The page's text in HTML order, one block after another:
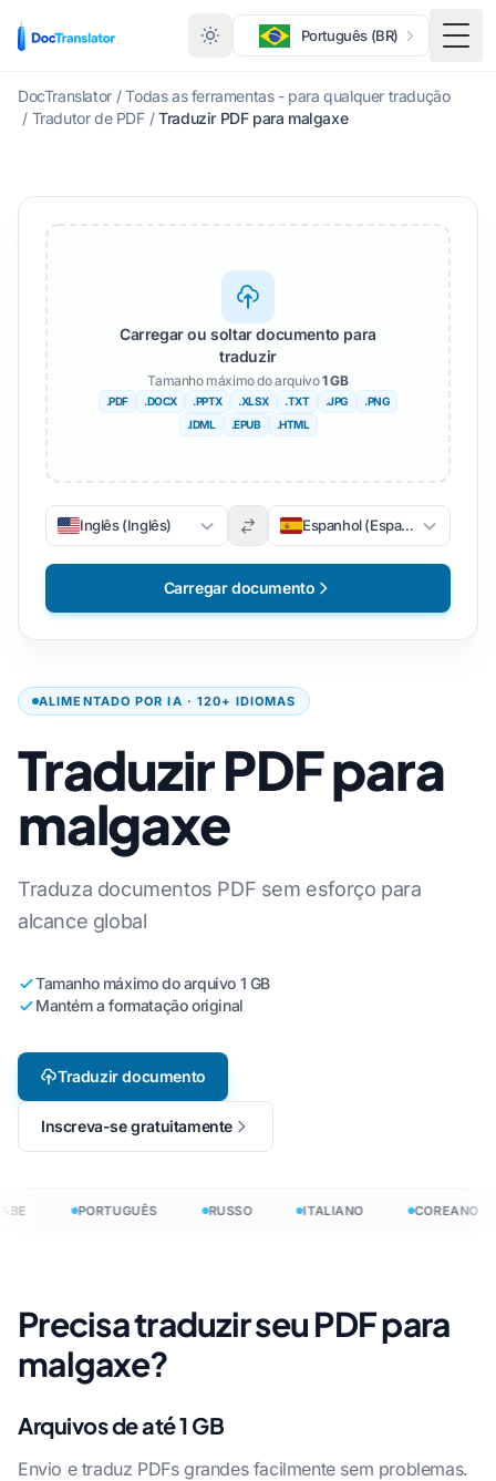
Português (BR)
DocTranslator / Todas as ferramentas - para qualquer tradução
/ Tradutor de PDF / Traduzir PDF para malgaxe
ALIMENTADO POR IA · 120+ IDIOMAS
Traduzir PDF para
malgaxe
Traduza documentos PDF sem esforço para
alcance global
Tamanho máximo do arquivo 1 GB
Mantém a formatação original
Traduzir documento
Inscreva-se gratuitamente
Carregar ou soltar documento para
traduzir
Tamanho máximo do arquivo1 GB
.PDF .DOCX .PPTX .XLSX .TXT .JPG
.PNG
.IDML
.EPUB .HTML
Inglês (Inglês) Espanhol (Espanhol)
Carregar documento
PORTUGUÊS RUSSO ITALIANO COREANO
Precisa traduzir seu PDF para
malgaxe?
Arquivos de até 1 GB
Envio e traduz PDFs grandes facilmente sem problemas.